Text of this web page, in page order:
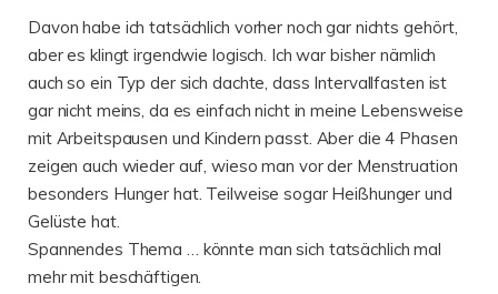
Davon habe ich tatsächlich vorher noch gar nichts gehört,
aber es klingt irgendwie logisch. Ich war bisher nämlich
auch so ein Typ der sich dachte, dass Intervallfasten ist
gar nicht meins, da es einfach nicht in meine Lebensweise
mit Arbeitspausen und Kindern passt. Aber die 4 Phasen
zeigen auch wieder auf, wieso man vor der Menstruation
besonders Hunger hat. Teilweise sogar Heißhunger und
Gelüste hat.
Spannendes Thema … könnte man sich tatsächlich mal
mehr mit beschäftigen.